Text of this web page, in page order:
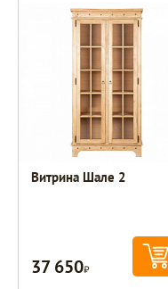
Витрина Шале 2
37 650Р